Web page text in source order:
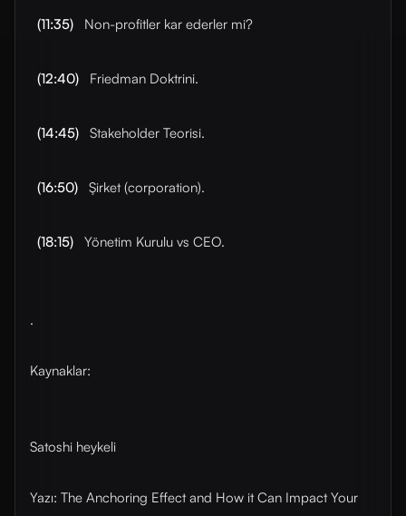
(11:35) Non-profitler kar ederler mi?
(12:40) Friedman Doktrini.
(14:45) Stakeholder Teorisi.
(16:50) Şirket (corporation).
(18:15) Yönetim Kurulu vs CEO.
.
Kaynaklar:
Satoshi heykeli
Yazı: The Anchoring Effect and How it Can Impact Your